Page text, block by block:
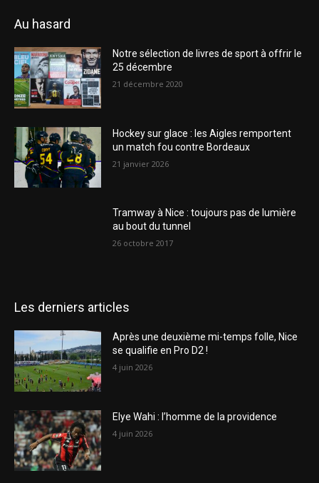
Au hasard
Notre sélection de livres de sport à offrir le
25 décembre
21 décembre 2020
Hockey sur glace : les Aigles remportent
un match fou contre Bordeaux
21 janvier 2026
Tramway à Nice : toujours pas de lumière
au bout du tunnel
26 octobre 2017
Les derniers articles
Après une deuxième mi-temps folle, Nice
se qualifie en Pro D2 !
4 juin 2026
Elye Wahi : l’homme de la providence
4 juin 2026